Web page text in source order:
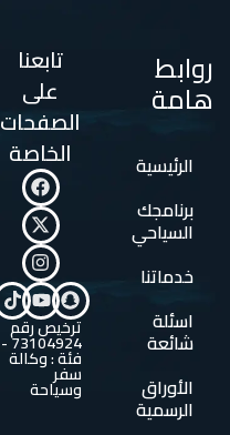
روابط
هامة
الرئيسية
برنامجك
السياحي
خدماتنا
اسئلة
شائعة
الأوراق
الرسمية
تابعنا
على
الصفحات
الخاصة
ترخيص رقم
73104924 -
فئة : وكالة
سفر
وسياحة